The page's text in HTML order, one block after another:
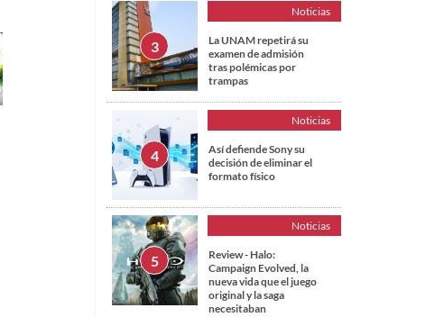
Noticias
La UNAM repetirá su
examen de admisión
tras polémicas por
trampas
Noticias
Así defiende Sony su
decisión de eliminar el
formato físico
Noticias
Review - Halo:
Campaign Evolved, la
nueva vida que el juego
original y la saga
necesitaban